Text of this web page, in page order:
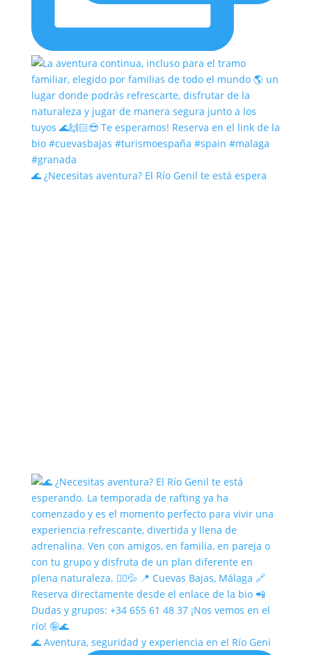
🌊 ¿Necesitas aventura? El Río Genil te está espera
🌊 Aventura, seguridad y experiencia en el Río Geni